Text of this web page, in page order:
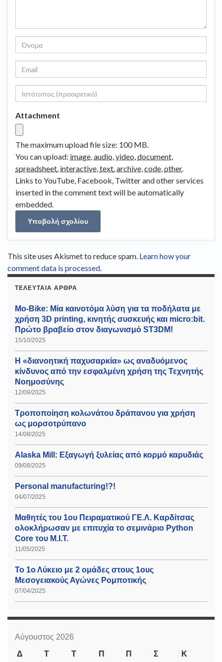
Attachment
The maximum upload file size: 100 MB.
You can upload: image,audio,video,document,
spreadsheet, interactive,text,archive,code,other.
Links to YouTube, Facebook, Twitter and other services
inserted in the comment text will be automatically
embedded.
This site uses Akismet to reduce spam. Learn how your
comment data is processed.
ΤΕΛΕΥΤΑΊΑ ΆΡΘΡΑ
Mo-Bike: Μία καινοτόμα λύση για τα ποδήλατα με
χρήση 3D printing, κινητής συσκευής και micro:bit.
Πρώτο βραβείο στον διαγωνισμό ST3DM!
15/10/2025
Η «διανοητική παχυσαρκία» ως αναδυόμενος
κίνδυνος από την εσφαλμένη χρήση της Τεχνητής
Νοημοσύνης
12/09/2025
Τροποποίηση κολωνάτου δράπανου για χρήση
ως μορσοτρύπανο
14/08/2025
Alaska Mill: Εξαγωγή ξυλείας από κορμό καρυδιάς
09/08/2025
Personal manufacturing!?!
04/07/2025
Μαθητές του 1ου Πειραματικού ΓΕ.Λ. Καρδίτσας
ολοκλήρωσαν με επιτυχία το σεμινάριο Python
Core του Μ.Ι.Τ.
11/05/2025
Το 1ο Λύκειο με 2 ομάδες στους 1ους
Μεσογειακούς Αγώνες Ρομποτικής
07/04/2025
Αύγουστος 2026
Δ
Τ Τ Π Π Σ Κ